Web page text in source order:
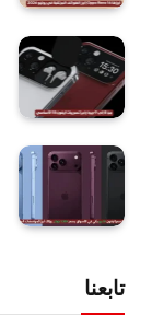
تابعنا